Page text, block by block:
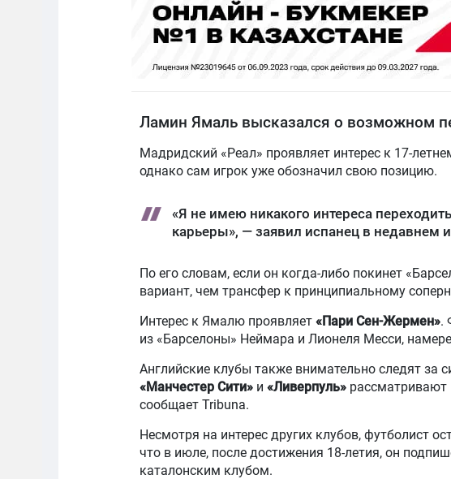
Ламин Ямаль высказался о возможном
Мадридский «Реал» проявляет интерес к 17-
однако сам игрок уже обозначил свою позицию.
«Я не имею никакого интереса
карьеры», — заявил испанец в недавнем
По его словам, если он когда-либо покинет
вариант, чем трансфер к принципиальному
Интерес к Ямалю проявляет «Пари Сен-Жермен».
из «Барселоны» Неймара и Лионеля Месси,
Английские клубы также внимательно следят за
«Манчестер Сити» и «Ливерпуль» рассматривают
сообщает Tribuna.
Несмотря на интерес других клубов, футболист
что в июле, после достижения 18-летия, он
каталонским клубом.